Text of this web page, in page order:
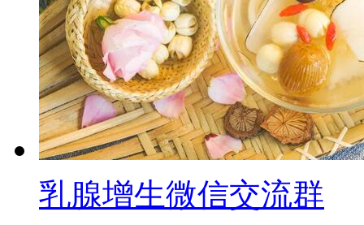
乳腺增生微信交流群